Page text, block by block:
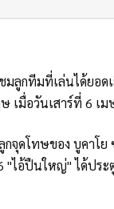
มลูกทีมที่เล่นได้ยอ
เมื่อวันเสาร์ที่ 6 เ
จุดโทษของ บูคาโ
อ้ปืนใหญ่" ได้ประ